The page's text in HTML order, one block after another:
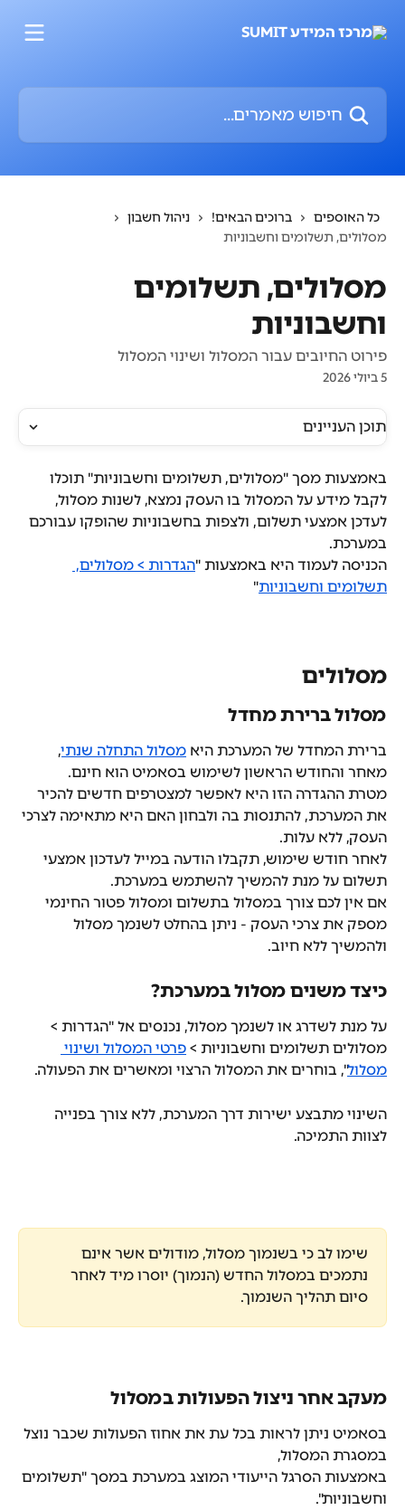
חיפוש מאמרים...
כל האוספים ברוכים הבאים!
ניהול חשבון
מסלולים, תשלומים וחשבוניות
מסלולים, תשלומים
וחשבוניות
פירוט החיובים עבור המסלול ושינוי המסלול
5 ביולי 2026
תוכן העניינים
באמצעות מסך "מסלולים, תשלומים וחשבוניות" תוכלו
לקבל מידע על המסלול בו העסק נמצא, לשנות מסלול,
לעדכן אמצעי תשלום, ולצפות בחשבוניות שהופקו עבורכם
במערכת.
הכניסה לעמוד היא באמצעות "הגדרות > מסלולים,
תשלומים וחשבוניות"
מסלולים
מסלול ברירת מחדל
ברירת המחדל של המערכת היא מסלול התחלה שנתי,
מאחר והחודש הראשון לשימוש בסאמיט הוא חינם.
מטרת ההגדרה הזו היא לאפשר למצטרפים חדשים להכיר
את המערכת, להתנסות בה ולבחון האם היא מתאימה לצרכי
העסק, ללא עלות.
לאחר חודש שימוש, תקבלו הודעה במייל לעדכון אמצעי
תשלום על מנת להמשיך להשתמש במערכת.
אם אין לכם צורך במסלול בתשלום ומסלול פטור החינמי
מספק את צרכי העסק - ניתן בהחלט לשנמך מסלול
ולהמשיך ללא חיוב.
כיצד משנים מסלול במערכת?
על מנת לשדרג או לשנמך מסלול, נכנסים אל "הגדרות >
מסלולים תשלומים וחשבוניות > פרטי המסלול ושינוי
מסלול", בוחרים את המסלול הרצוי ומאשרים את הפעולה.
השינוי מתבצע ישירות דרך המערכת, ללא צורך בפנייה
לצוות התמיכה.
שימו לב כי בשנמוך מסלול, מודולים אשר אינם
נתמכים במסלול החדש (הנמוך) יוסרו מיד לאחר
סיום תהליך השנמוך.
מעקב אחר ניצול הפעולות במסלול
בסאמיט ניתן לראות בכל עת את אחוז הפעולות שכבר נוצל
במסגרת המסלול,
באמצעות הסרגל הייעודי המוצג במערכת במסך "תשלומים
וחשבוניות".